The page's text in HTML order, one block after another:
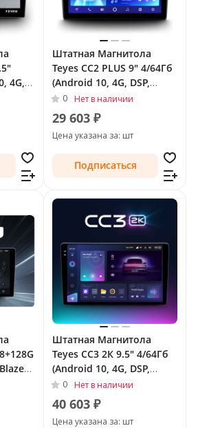
4G,
Штатная Магнитола
Teyes CC2 PLUS 9" 4/64Гб
(Android 10, 4G, DSP,
QLed) для Chevrolet
TrailBlazer II 2012 - 2016
0 Нет в наличии
29 603 ₽
Цена указана за: шт
Подписаться
Штатная Магнитола
Teyes CC3 2К 9.5" 4/64Гб
(Android 10, 4G, DSP,
QLed) для Chevrolet
TrailBlazer II 2012 - 2016
0 Нет в наличии
40 603 ₽
Цена указана за: шт